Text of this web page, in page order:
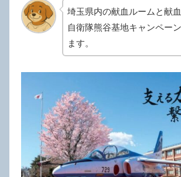
埼玉県内の献血ルームと献
自衛隊熊谷基地キャンペー
ます。